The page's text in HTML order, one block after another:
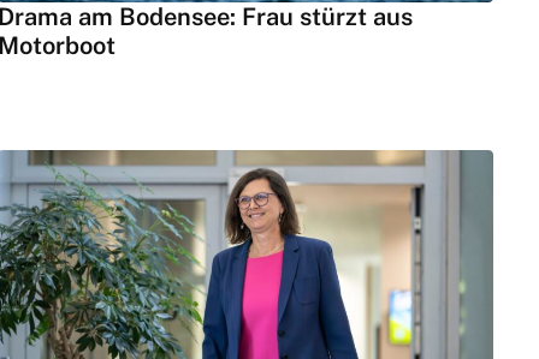
am Bodensee: Frau stürzt aus